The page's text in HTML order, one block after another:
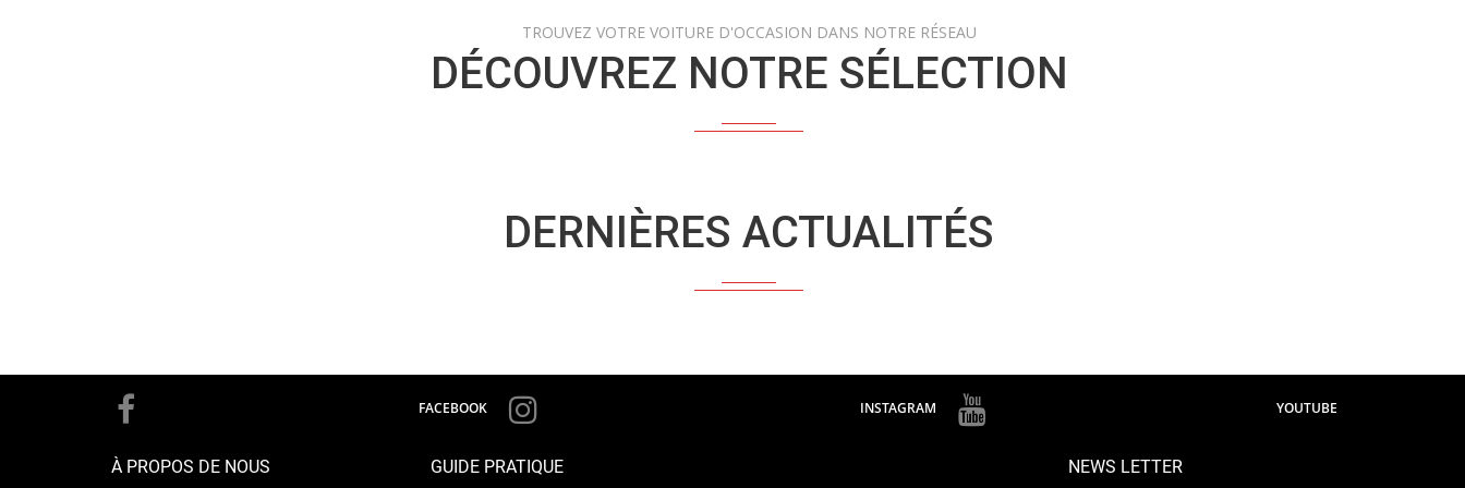
TROUVEZ VOTRE VOITURE D'OCCASION DANS NOTRE RÉSEAU
DÉCOUVREZ NOTRE SÉLECTION
DERNIÈRES ACTUALITÉS
FACEBOOK INSTAGRAM YOUTUBE
À PROPOS DE NOUS GUIDE PRATIQUE NEWS LETTER